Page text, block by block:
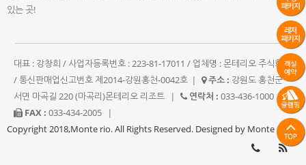
있는 곳!
대표 : 강창희 / 사업자등록번호 : 223-81-17011 / 업체명 : 몬테리오 주식회사
/ 통신판매업신고번호 제2014-강원홍천-0042호 | 주소 : 강원도 홍천군
서면 마곡길 220 (마곡리)몬테리오 리조트
| 연락처 : 033-436-1000
|
FAX : 033-434-2005
|
Copyright 2018,Monte rio. All Rights Reserved. Designed by Monte rio.